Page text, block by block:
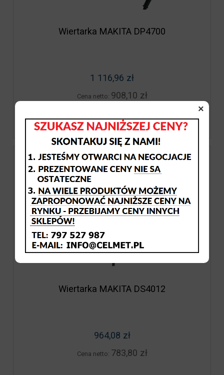
Wiertarka MAKITA DP4700
1 116,96 zł
Cena netto: 908,10 zł
DO KOSZYKA
Wiertarka MAKITA DS4012
964,08 zł
Cena netto: 783,80 zł
×